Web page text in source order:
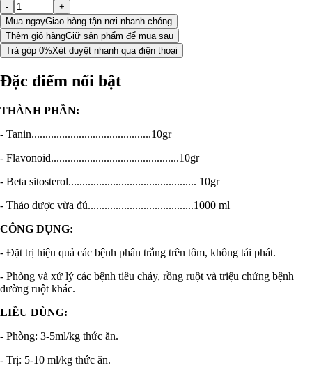
-
+
Mua ngayGiao hàng tận nơi nhanh chóng
Thêm giỏ hàngGiữ sản phẩm để mua sau
Trả góp 0%Xét duyệt nhanh qua điện thoại
Đặc điểm nổi bật
THÀNH PHẦN:
- Tanin...........................................10gr
- Flavonoid..............................................10gr
- Beta sitosterol.............................................. 10gr
- Thảo dược vừa đủ......................................1000 ml
CÔNG DỤNG:
- Đặt trị hiệu quả các bệnh phân trắng trên tôm, không tái phát.
- Phòng và xử lý các bệnh tiêu chảy, rồng ruột và triệu chứng bệnh
đường ruột khác.
LIỀU DÙNG:
- Phòng: 3-5ml/kg thức ăn.
- Trị: 5-10 ml/kg thức ăn.